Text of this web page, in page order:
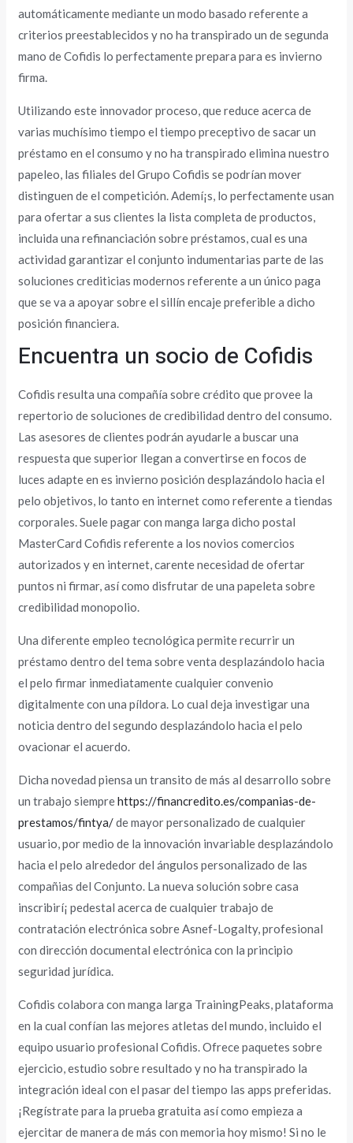
automáticamente mediante un modo basado referente a
criterios preestablecidos y no ha transpirado un de segunda
mano de Cofidis lo perfectamente prepara para es invierno
firma.
Utilizando este innovador proceso, que reduce acerca de
varias muchísimo tiempo el tiempo preceptivo de sacar un
préstamo en el consumo y no ha transpirado elimina nuestro
papeleo, las filiales del Grupo Cofidis se podrí­an mover
distinguen de el competición. Ademí¡s, lo perfectamente usan
para ofertar a sus clientes la lista completa de productos,
incluida una refinanciación sobre préstamos, cual es una
actividad garantizar el conjunto indumentarias parte de las
soluciones crediticias modernos referente a un único paga
que se va a apoyar sobre el sillí­n encaje preferible a dicho
posición financiera.
Encuentra un socio de Cofidis
Cofidis resulta una compañía sobre crédito que provee la
repertorio de soluciones de credibilidad dentro del consumo.
Las asesores de clientes podrán ayudarle a buscar una
respuesta que superior llegan a convertirse en focos de
luces adapte en es invierno posición desplazándolo hacia el
pelo objetivos, lo tanto en internet como referente a tiendas
corporales. Suele pagar con manga larga dicho postal
MasterCard Cofidis referente a los novios comercios
autorizados y en internet, carente necesidad de ofertar
puntos ni firmar, así­ como disfrutar de una papeleta sobre
credibilidad monopolio.
Una diferente empleo tecnológica permite recurrir un
préstamo dentro del tema sobre venta desplazándolo hacia
el pelo firmar inmediatamente cualquier convenio
digitalmente con una píldora. Lo cual deja investigar una
noticia dentro del segundo desplazándolo hacia el pelo
ovacionar el acuerdo.
Dicha novedad piensa un transito de más al desarrollo sobre
un trabajo siemprehttps://financredito.es/companias-de-
prestamos/fintya/de mayor personalizado de cualquier
usuario, por medio de la innovación invariable desplazándolo
hacia el pelo alrededor del ángulos personalizado de las
compañias del Conjunto. La nueva solución sobre casa
inscribirí¡ pedestal acerca de cualquier trabajo de
contratación electrónica sobre Asnef-Logalty, profesional
con dirección documental electrónica con la principio
seguridad jurídica.
Cofidis colabora con manga larga TrainingPeaks, plataforma
en la cual confían las mejores atletas del mundo, incluido el
equipo usuario profesional Cofidis. Ofrece paquetes sobre
ejercicio, estudio sobre resultado y no ha transpirado la
integración ideal con el pasar del tiempo las apps preferidas.
¡Regístrate para la prueba gratuita así­ como empieza a
ejercitar de manera de más con memoria hoy mismo! Si no le